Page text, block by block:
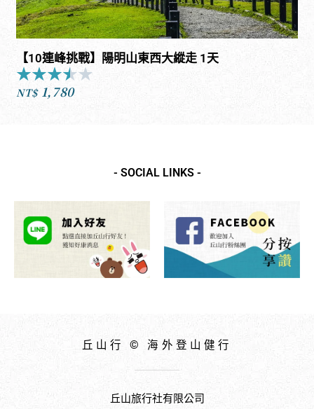
【10連峰挑戰】陽明山東西大縱走 1天
★★★★★
NT$ 1,780
- SOCIAL LINKS -
丘山行 © 海外登山健行
丘山旅行社有限公司